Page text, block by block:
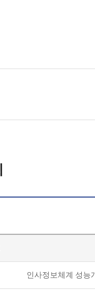
인사정보체계 성능